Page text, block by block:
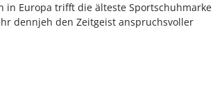
in Europa trifft die älteste Sportschuhmarke
dennjeh den Zeitgeist anspruchsvoller